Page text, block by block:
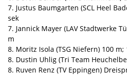
7. Justus Baumgarten (SCL Heel
sek
7. Jannick Mayer (LAV Stadtwerke
m
8. Moritz Isola (TSG Niefern) 100 m;
8. Dustin Uhlig (Tri Team
8. Ruven Renz (TV Eppingen)